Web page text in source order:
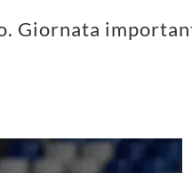
Giornata